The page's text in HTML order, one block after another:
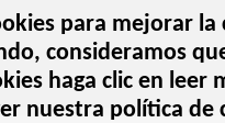
para mejorar
consideramos
haga clic en leer
nuestra política de